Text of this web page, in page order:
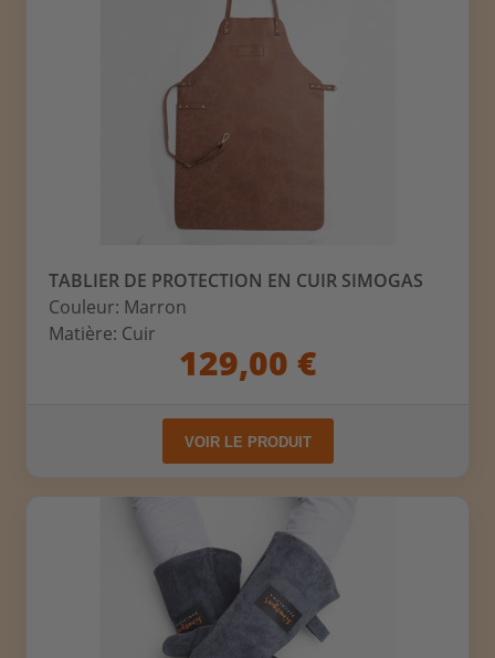
TABLIER DE PROTECTION EN CUIR SIMOGAS
Couleur: Marron
Matière: Cuir
129,00 €
VOIR LE PRODUIT